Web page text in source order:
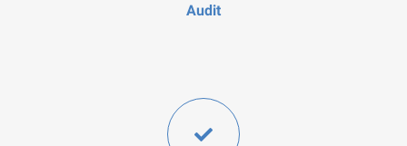
Audit